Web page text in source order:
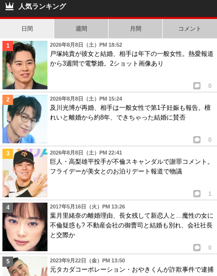
話題作り? ネットでは批
判殺到で…
人気ランキング
日間 週間 月間 コメント
2026年8月8日（土）PM 18:52
戸塚純貴が彼女と結婚、相手は年下の一般女性。熱愛報道
から3週間で電撃婚。2ショット画像あり
0
2026年8月8日（土）PM 15:24
及川光博が再婚、相手は一般女性で第1子妊娠も報告。檀
れいと離婚から約8年、できちゃった結婚に賛否
0
2026年8月8日（土）PM 22:41
巨人・高梨雄平投手が不倫スキャンダルで謝罪コメント。
フライデーが美女とのお泊りデート報道で物議
1
2017年5月16日（火）PM 13:26
葉月里緒奈の離婚理由、長女残して新恋人と…魔性の女に
不倫疑惑も? 不動産会社の御曹司と結婚も別れ、会社社長
と交際か
0
2023年9月22日（金）PM 13:50
元タカダコーポレーション・おやきくんが詐欺事件で逮捕